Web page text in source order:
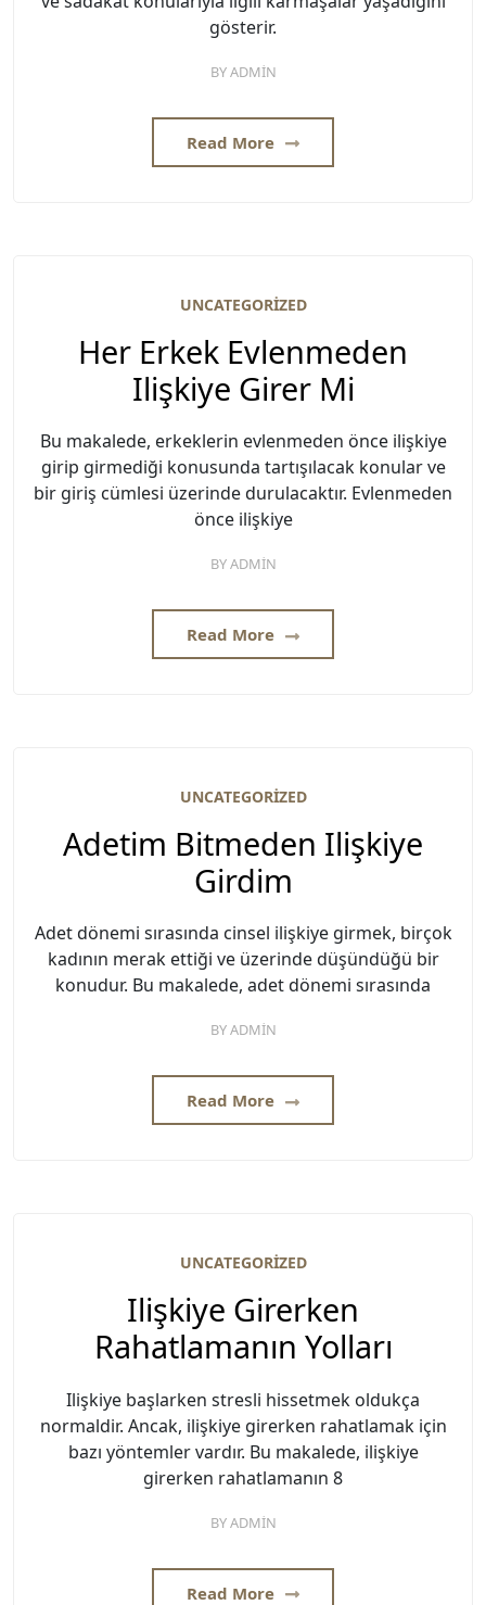
gösterir.
BYADMIN
Read More
UNCATEGORIZED
Her Erkek Evlenmeden
Ilişkiye Girer Mi
Bu makalede, erkeklerin evlenmeden önce ilişkiye
girip girmediği konusunda tartışılacak konular ve
bir giriş cümlesi üzerinde durulacaktır. Evlenmeden
önce ilişkiye
BYADMIN
Read More
UNCATEGORIZED
Adetim Bitmeden Ilişkiye
Girdim
Adet dönemi sırasında cinsel ilişkiye girmek, birçok
kadının merak ettiği ve üzerinde düşündüğü bir
konudur. Bu makalede, adet dönemi sırasında
BYADMIN
Read More
UNCATEGORIZED
Ilişkiye Girerken
Rahatlamanın Yolları
Ilişkiye başlarken stresli hissetmek oldukça
normaldir. Ancak, ilişkiye girerken rahatlamak için
bazı yöntemler vardır. Bu makalede, ilişkiye
girerken rahatlamanın 8
BYADMIN
Read More